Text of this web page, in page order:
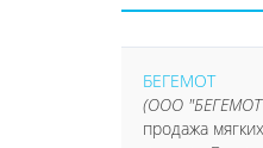
БЕГЕМОТ
(ООО "БЕГЕМОТ
продажа